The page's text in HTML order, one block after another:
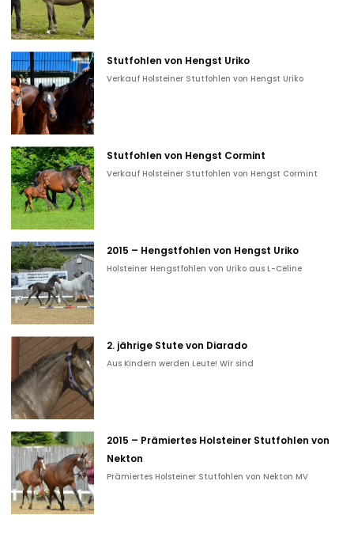
Stutfohlen von Hengst Uriko
Verkauf Holsteiner Stutfohlen von Hengst Uriko
Stutfohlen von Hengst Cormint
Verkauf Holsteiner Stutfohlen von Hengst Cormint
2015 – Hengstfohlen von Hengst Uriko
Holsteiner Hengstfohlen von Uriko aus L-Celine
2. jährige Stute von Diarado
Aus Kindern werden Leute! Wir sind
2015 – Prämiertes Holsteiner Stutfohlen von
Nekton
Prämiertes Holsteiner Stutfohlen von Nekton MV